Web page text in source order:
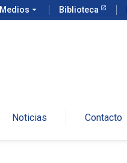
Medios arrow_drop_down Biblioteca
Noticias Contacto